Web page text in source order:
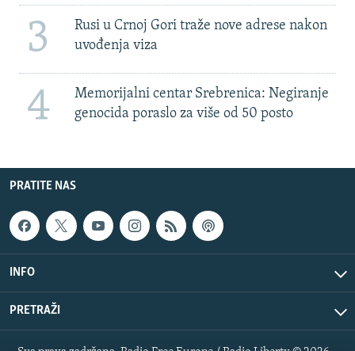
3
Rusi u Crnoj Gori traže nove adrese nakon
uvođenja viza
4
Memorijalni centar Srebrenica: Negiranje
genocida poraslo za više od 50 posto
PRATITE NAS
INFO
PRETRAŽI